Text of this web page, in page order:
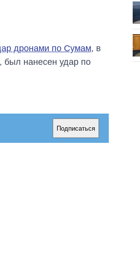
дронами по Сумам, в
был нанесен удар по
Подписаться